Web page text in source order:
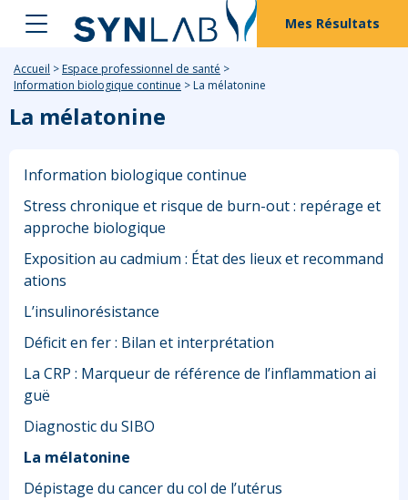
Mes Résultats
Accueil > Espace professionnel de santé >
Information biologique continue > La mélatonine
La mélatonine
Information biologique continue
Stress chronique et risque de burn-out : repérage et
approche biologique
Exposition au cadmium : État des lieux et recommand
ations
L’insulinorésistance
Déficit en fer : Bilan et interprétation
La CRP : Marqueur de référence de l’inflammation ai
guë
Diagnostic du SIBO
La mélatonine
Dépistage du cancer du col de l’utérus